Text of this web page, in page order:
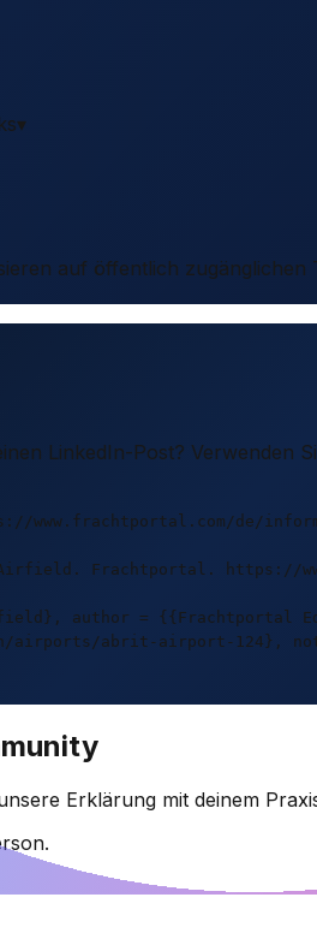
▾
auf öffentlich
LinkedIn-Post? Verwenden
de/
Frachtportal. https://
author = {{Frachtportal
airports/abrit-airport-124},
Erklärung mit deinem